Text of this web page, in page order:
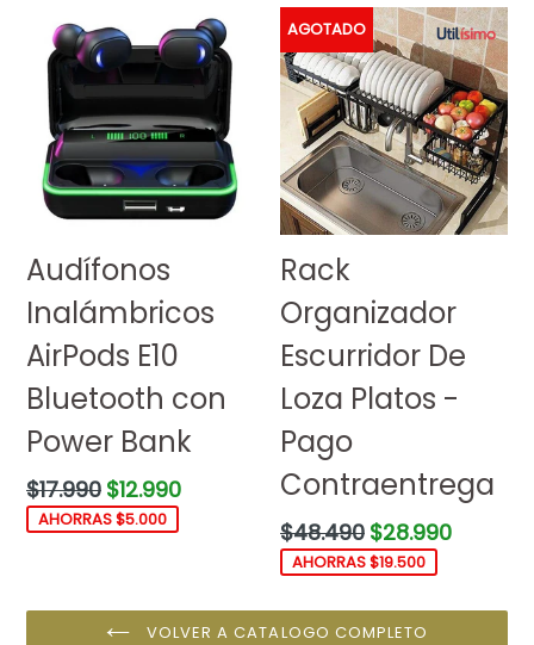
Audífonos
Inalámbricos
AirPods E10
Bluetooth con
Power Bank
Precio
habitual
$17.990 $12.990
AHORRAS $5.000
AGOTADO
Rack
Organizador
Escurridor De
Loza Platos -
Pago
Contraentrega
Precio
habitual
$48.490 $28.990
AHORRAS $19.500
VOLVER A CATALOGO COMPLETO